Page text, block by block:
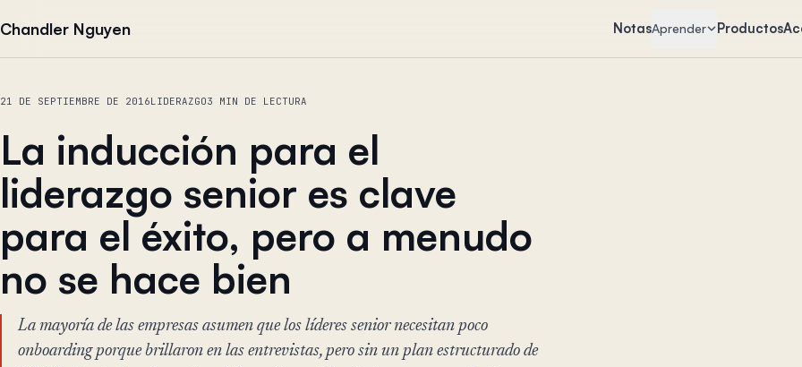
Chandler Nguyen NotasAprender Productos
21 DE SEPTIEMBRE DE 2016LIDERAZGO3 MIN DE LECTURA
La inducción para el
liderazgo senior es clave
para el éxito, pero a menudo
no se hace bien
La mayoría de las empresas asumen que los líderes senior necesitan poco
onboarding porque brillaron en las entrevistas, pero sin un plan estructurado de